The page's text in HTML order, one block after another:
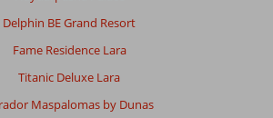
Delphin BE Grand Resort
Fame Residence Lara
Titanic Deluxe Lara
Maspalomas by Dunas